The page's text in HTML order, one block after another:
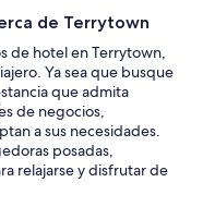
de Terrytown
de hotel en Terrytown,
Ya sea que busque
que admita
de negocios,
a sus necesidades.
posadas,
relajarse y disfrutar de